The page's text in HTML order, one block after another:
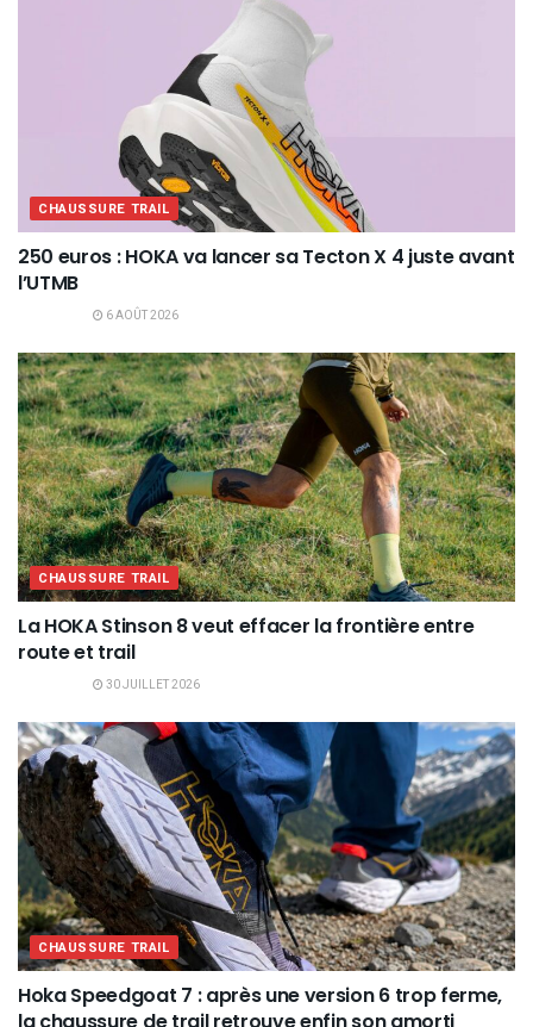
CHAUSSURE TRAIL
250 euros : HOKA va lancer sa Tecton X 4 juste avant
l’UTMB
6 AOÛT 2026
CHAUSSURE TRAIL
La HOKA Stinson 8 veut effacer la frontière entre
route et trail
30 JUILLET 2026
CHAUSSURE TRAIL
Hoka Speedgoat 7 : après une version 6 trop ferme,